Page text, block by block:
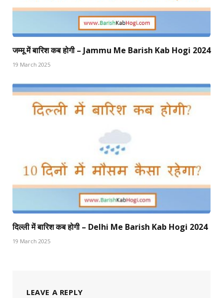
जम्मू में बारिश कब होगी – Jammu Me Barish Kab Hogi 2024
19 March 2025
दिल्ली में बारिश कब होगी – Delhi Me Barish Kab Hogi 2024
19 March 2025
LEAVE A REPLY